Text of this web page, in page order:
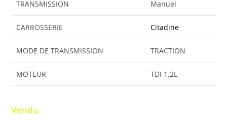
TRANSMISSION Manuel
CARROSSERIE Citadine
MODE DE TRANSMISSION TRACTION
MOTEUR TDI 1.2L
Vendu